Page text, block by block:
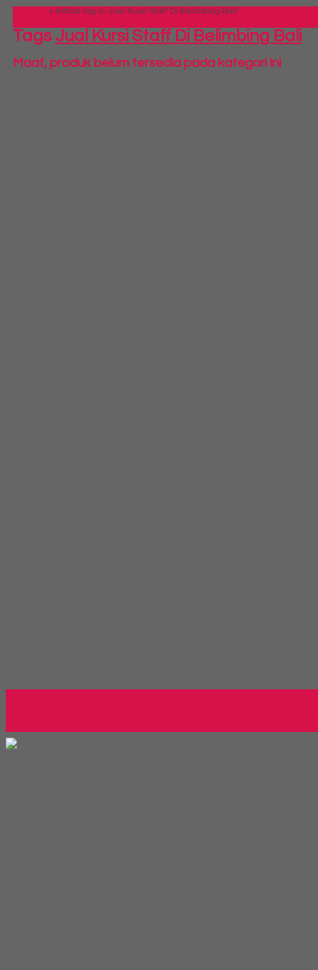
» Article tag in 'Jual Kursi Staff Di Belimbing Bali'
Tags Jual Kursi Staff Di Belimbing Bali
Maaf, produk belum tersedia pada kategori ini